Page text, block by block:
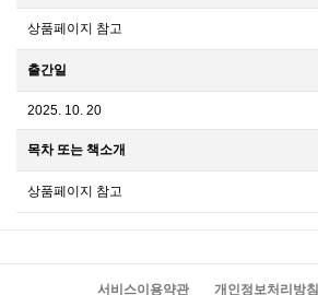
상품페이지 참고
출간일
2025. 10. 20
목차 또는 책소개
상품페이지 참고
서비스이용약관 개인정보처리방침